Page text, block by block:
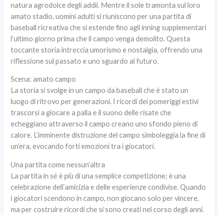
natura agrodolce degli addii. Mentre il sole tramonta sul loro
amato stadio, uomini adulti si riuniscono per una partita di
baseball ricreativa che si estende fino agli inning supplementari
l’ultimo giorno prima che il campo venga demolito. Questa
toccante storia intreccia umorismo e nostalgia, offrendo una
riflessione sul passato e uno sguardo al futuro.
Scena: amato campo
La storia si svolge in un campo da baseball che è stato un
luogo di ritrovo per generazioni. I ricordi dei pomeriggi estivi
trascorsi a giocare a palla e il suono delle risate che
echeggiano attraverso il campo creano uno sfondo pieno di
calore. L’imminente distruzione del campo simboleggia la fine di
un’era, evocando forti emozioni tra i giocatori.
Una partita come nessun’altra
La partita in sé è più di una semplice competizione; è una
celebrazione dell’amicizia e delle esperienze condivise. Quando
i giocatori scendono in campo, non giocano solo per vincere,
ma per costruire ricordi che si sono creati nel corso degli anni.